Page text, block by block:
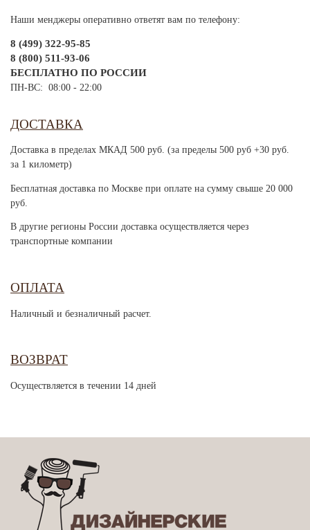
Наши менджеры оперативно ответят вам по телефону:
8 (499) 322-95-85
8 (800) 511-93-06
БЕСПЛАТНО ПО РОССИИ
ПН-ВС: 08:00 - 22:00
ДОСТАВКА
Доставка в пределах МКАД 500 руб. (за пределы 500 руб +30 руб.
за 1 километр)
Бесплатная доставка по Москве при оплате на сумму свыше 20 000
руб.
В другие регионы России доставка осуществляется через
транспортные компании
ОПЛАТА
Наличный и безналичный расчет.
ВОЗВРАТ
Осуществляется в течении 14 дней